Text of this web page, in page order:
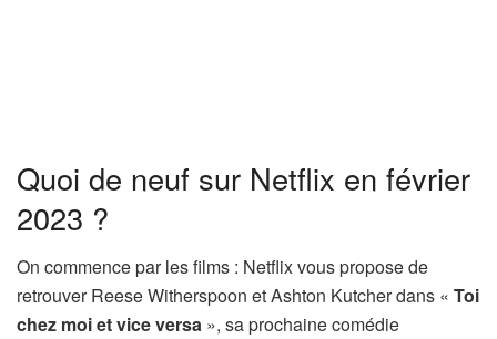
Quoi de neuf sur Netflix en février
2023 ?
On commence par les films : Netflix vous propose de
retrouver Reese Witherspoon et Ashton Kutcher dans « Toi
chez moi et vice versa », sa prochaine comédie